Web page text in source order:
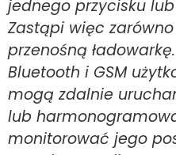
jednego przycisku
Zastąpi więc
przenośną
Bluetooth i GSM
mogą zdalnie
lub
monitorować jego